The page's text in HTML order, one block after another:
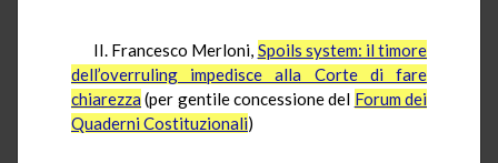
II. Francesco Merloni, Spoils system: il timore
dell’overruling impedisce alla Corte di fare
chiarezza (per gentile concessione del Forum dei
Quaderni Costituzionali)